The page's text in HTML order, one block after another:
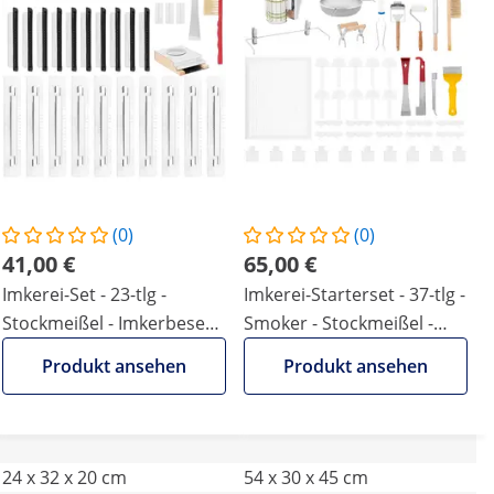
(0)
41,00 €
Imkerei-Set - 23-tlg -
Stockmeißel - Imkerbesen -
Bienenfütterer -
Produkt ansehen
(0)
65,00 €
Imkerei-Starterset - 37-tlg -
Smoker - Stockmeißel -
Honigmesser -
Produkt ansehen
24 x 32 x 20 cm
54 x 30 x 45 cm